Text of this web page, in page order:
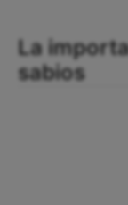
La
sabios